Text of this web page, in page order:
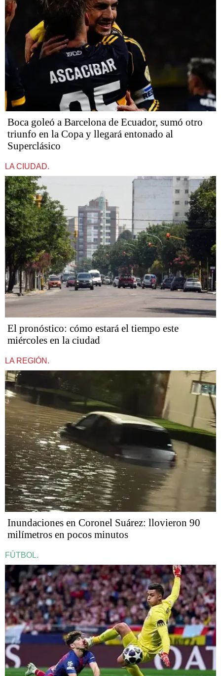
Boca goleó a Barcelona de Ecuador, sumó otro
triunfo en la Copa y llegará entonado al
Superclásico
LA CIUDAD.
El pronóstico: cómo estará el tiempo este
miércoles en la ciudad
LA REGIÓN.
Inundaciones en Coronel Suárez: llovieron 90
milímetros en pocos minutos
FÚTBOL.